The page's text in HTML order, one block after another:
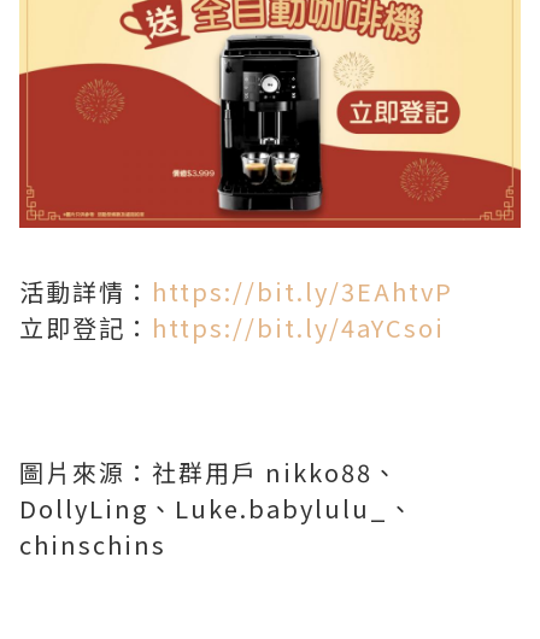
活動詳情： https://bit.ly/3EAhtvP
立即登記： https://bit.ly/4aYCsoi
圖片來源：社群用戶 nikko88、
DollyLing、Luke.babylulu_、
chinschins